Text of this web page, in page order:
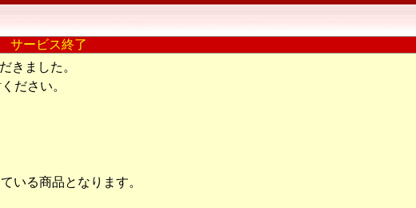
サービス終了
きました。
ださい。
いる商品となります。